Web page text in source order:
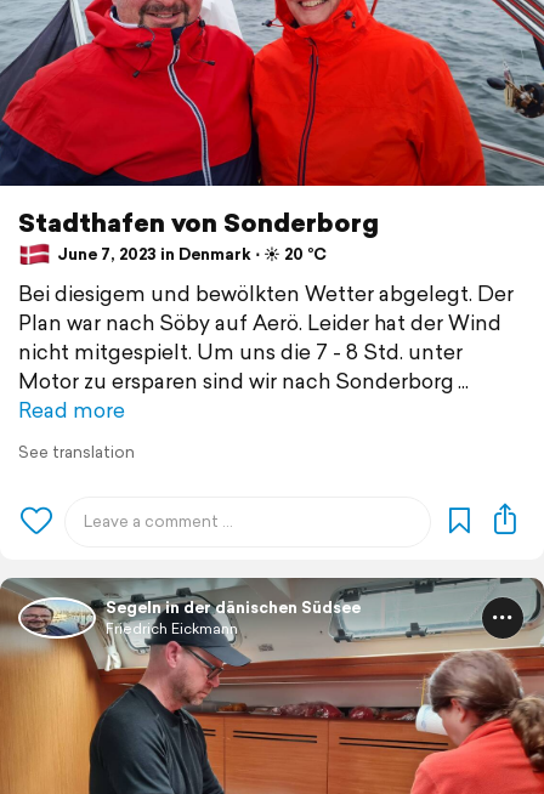
Stadthafen von Sonderborg
June 7, 2023 in Denmark ⋅ ☀️ 20 °C
Bei diesigem und bewölkten Wetter abgelegt. Der
Plan war nach Söby auf Aerö. Leider hat der Wind
nicht mitgespielt. Um uns die 7 - 8 Std. unter
Motor zu ersparen sind wir nach Sonderborg
Read more
See translation
Segeln in der dänischen Südsee
Friedrich Eickmann